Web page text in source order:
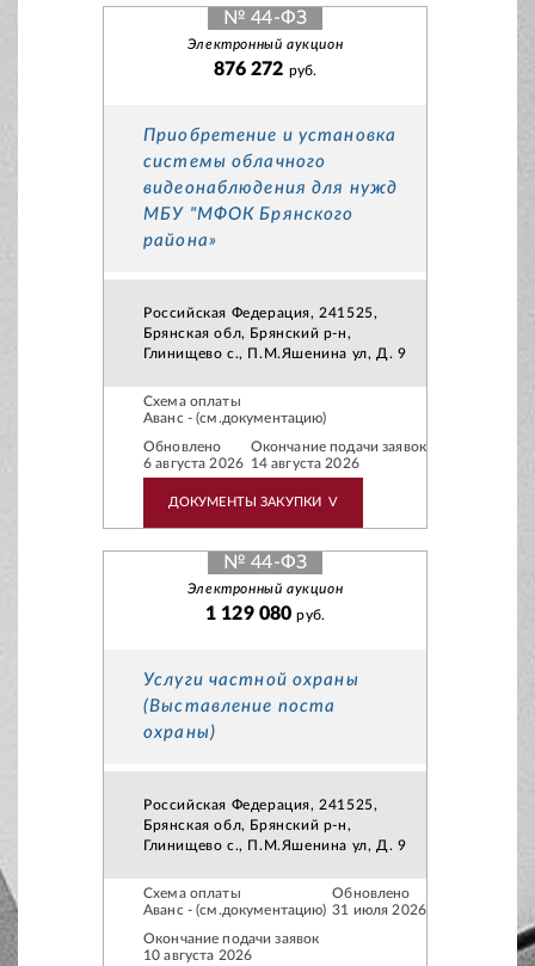
№ 44-ФЗ
Электронный аукцион
876 272 руб.
Приобретение и установка
системы облачного
видеонаблюдения для нужд
МБУ "МФОК Брянского
района»
Российская Федерация, 241525,
Брянская обл, Брянский р-н,
Глинищево с., П.М.Яшенина ул, Д. 9
Схема оплаты
Аванс - (см.документацию)
Обновлено
6 августа 2026
Окончание подачи заявок
14 августа 2026
ДОКУМЕНТЫ ЗАКУПКИ V
№ 44-ФЗ
Электронный аукцион
1 129 080руб.
Услуги частной охраны
(Выставление поста
охраны)
Российская Федерация, 241525,
Брянская обл, Брянский р-н,
Глинищево с., П.М.Яшенина ул, Д. 9
Схема оплаты
Аванс - (см.документацию)
Обновлено
31 июля 2026
Окончание подачи заявок
10 августа 2026